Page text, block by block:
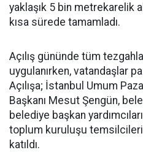
yaklaşık 5 bin metrekarelik
kısa sürede tamamladı.
Açılış gününde tüm
uygulanırken, vatandaşlar
Açılışa; İstanbul Umum
Başkanı Mesut Şengün,
belediye başkan
toplum kuruluşu temsilcileri
katıldı.